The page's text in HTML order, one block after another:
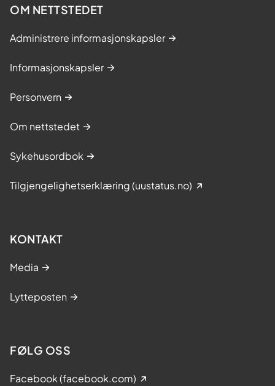
OM NETTSTEDET
Administrere informasjonskapsler
Informasjonskapsler
Personvern
Om nettstedet
Sykehusordbok
Tilgjengelighetserklæring (uustatus.no)
KONTAKT
Media
Lytteposten
FØLG OSS
Facebook (facebook.com)